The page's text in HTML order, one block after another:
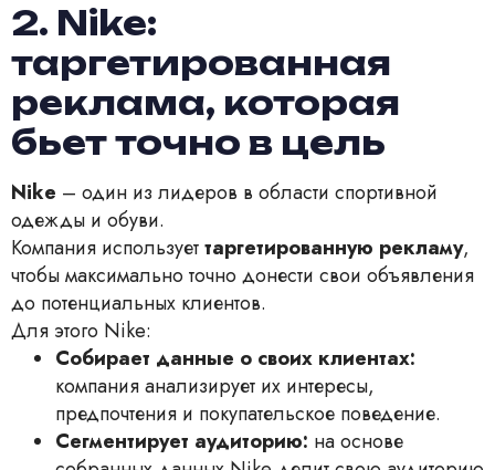
2. Nike:
таргетированная
реклама, которая
бьет точно в цель
Nike – один из лидеров в области спортивной
одежды и обуви.
Компания используеттаргетированную рекламу,
чтобы максимально точно донести свои объявления
до потенциальных клиентов.
Для этого Nike:
Собирает данные о своих клиентах:
компания анализирует их интересы,
предпочтения и покупательское поведение.
Сегментирует аудиторию: на основе